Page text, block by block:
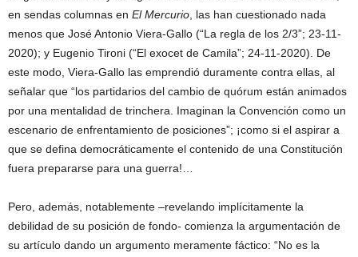
en sendas columnas en El Mercurio , las han cuestionado nada
menos que José Antonio Viera-Gallo (“La regla de los 2/3”; 23-11-
2020); y Eugenio Tironi (“El exocet de Camila”; 24-11-2020). De
este modo, Viera-Gallo las emprendió duramente contra ellas, al
señalar que “los partidarios del cambio de quórum están animados
por una mentalidad de trinchera. Imaginan la Convención como un
escenario de enfrentamiento de posiciones”; ¡como si el aspirar a
que se defina democráticamente el contenido de una Constitución
fuera prepararse para una guerra!…
Pero, además, notablemente –revelando implícitamente la
debilidad de su posición de fondo- comienza la argumentación de
su artículo dando un argumento meramente fáctico: “No es la